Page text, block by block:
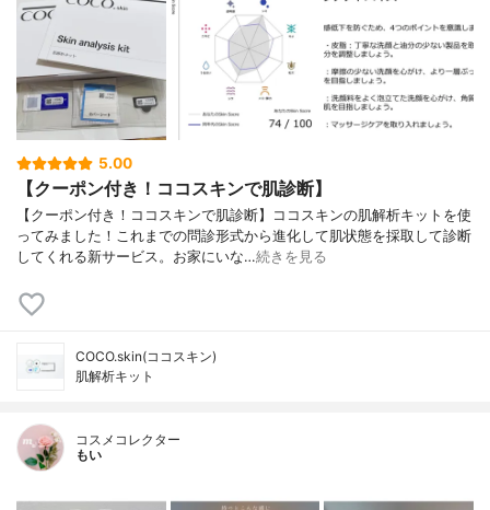
5.00
【クーポン付き！ココスキンで肌診断】
【クーポン付き！ココスキンで肌診断】ココスキンの肌解析キットを使
ってみました！これまでの問診形式から進化して肌状態を採取して診断
してくれる新サービス。お家にいな…続きを見る
COCO.skin(ココスキン)
肌解析キット
コスメコレクター
もい